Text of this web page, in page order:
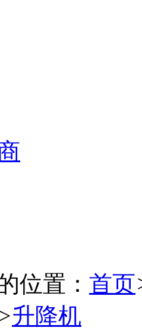
位置： 首页
升降机